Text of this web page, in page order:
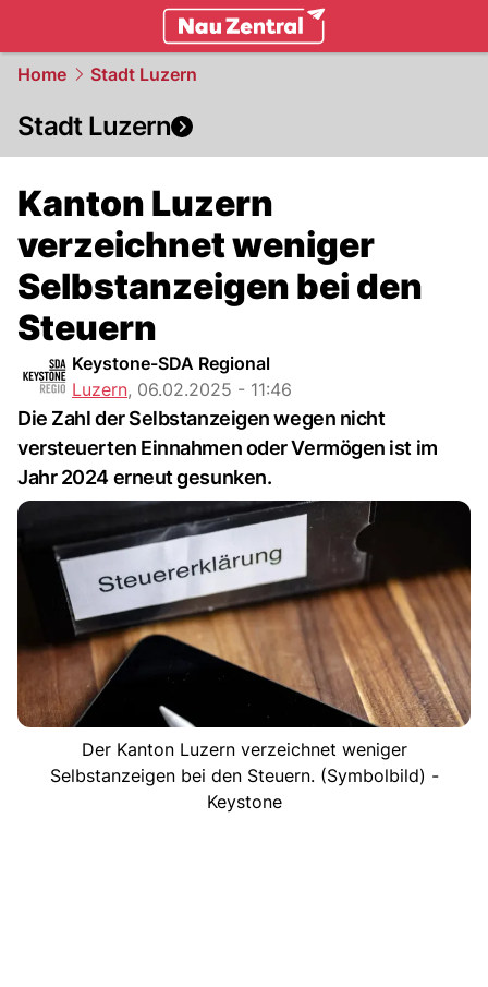
Home Stadt Luzern
Stadt Luzern
Kanton Luzern
verzeichnet weniger
Selbstanzeigen bei den
Steuern
Keystone-SDA Regional
Luzern, 06.02.2025 - 11:46
Die Zahl der Selbstanzeigen wegen nicht
versteuerten Einnahmen oder Vermögen ist im
Jahr 2024 erneut gesunken.
Der Kanton Luzern verzeichnet weniger
Selbstanzeigen bei den Steuern. (Symbolbild) -
Keystone